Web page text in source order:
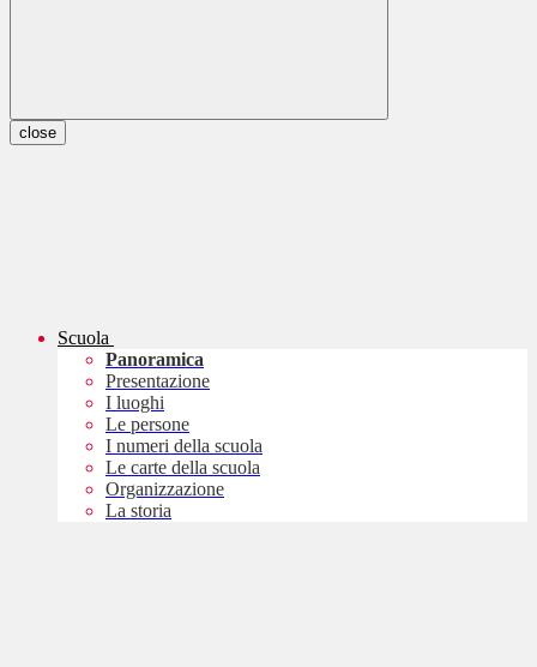
close
Scuola
Panoramica
Presentazione
I luoghi
Le persone
I numeri della scuola
Le carte della scuola
Organizzazione
La storia